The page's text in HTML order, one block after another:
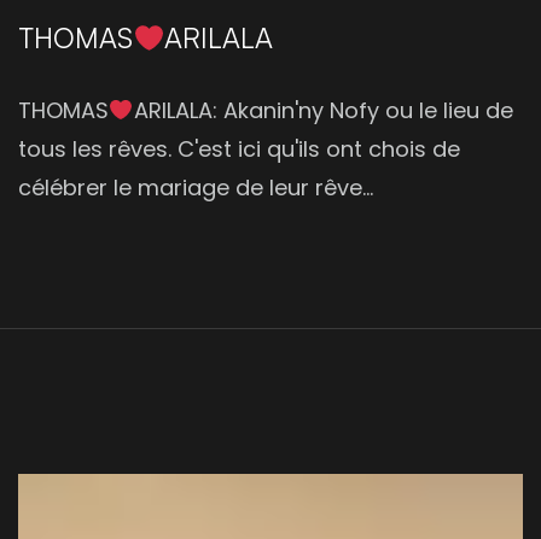
THOMAS ARILALA
THOMAS
ARILALA: Akanin'ny Nofy ou le lieu de
tous les rêves. C'est ici qu'ils ont chois de
célébrer le mariage de leur rêve...